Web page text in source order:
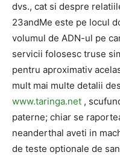
dvs., cat si despre
23andMe este pe locul
volumul de ADN-ul pe
servicii folosesc truse
pentru aproximativ
mult mai multe detalii
www.taringa.net ,
paterne; chiar se
neanderthal aveti in
de teste optionale de